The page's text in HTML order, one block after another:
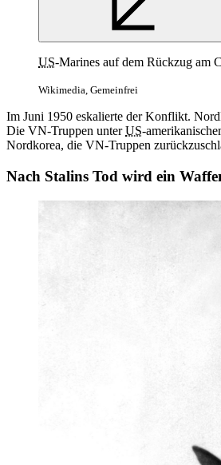
US-Marines auf dem Rückzug am
Wikimedia, Gemeinfrei
Im Juni 1950 eskalierte der Konflikt.
Die VN-Truppen unterUS-
Nordkorea, die VN-Truppen
Nach Stalins Tod wird ein